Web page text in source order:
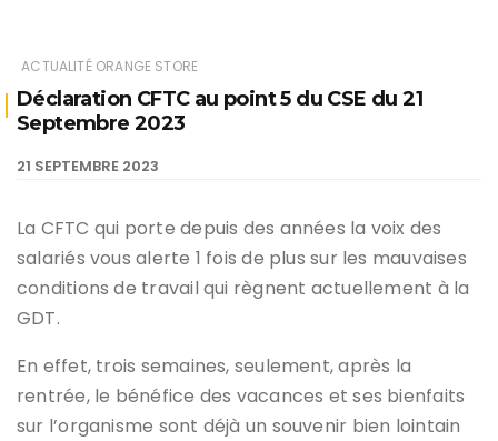
ACTUALITÉ ORANGE STORE
Déclaration CFTC au point 5 du CSE du 21
Septembre 2023
21 SEPTEMBRE 2023
La CFTC qui porte depuis des années la voix des
salariés vous alerte 1 fois de plus sur les mauvaises
conditions de travail qui règnent actuellement à la
GDT.
En effet, trois semaines, seulement, après la
rentrée, le bénéfice des vacances et ses bienfaits
sur l’organisme sont déjà un souvenir bien lointain